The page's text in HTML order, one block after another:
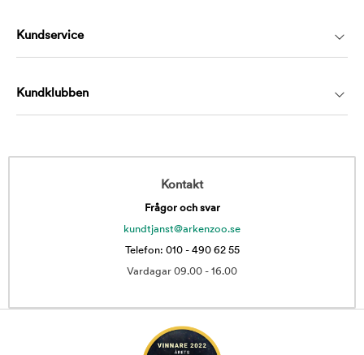
Kundservice
Kundklubben
Kontakt
Frågor och svar
kundtjanst@arkenzoo.se
Telefon: 010 - 490 62 55
Vardagar 09.00 - 16.00